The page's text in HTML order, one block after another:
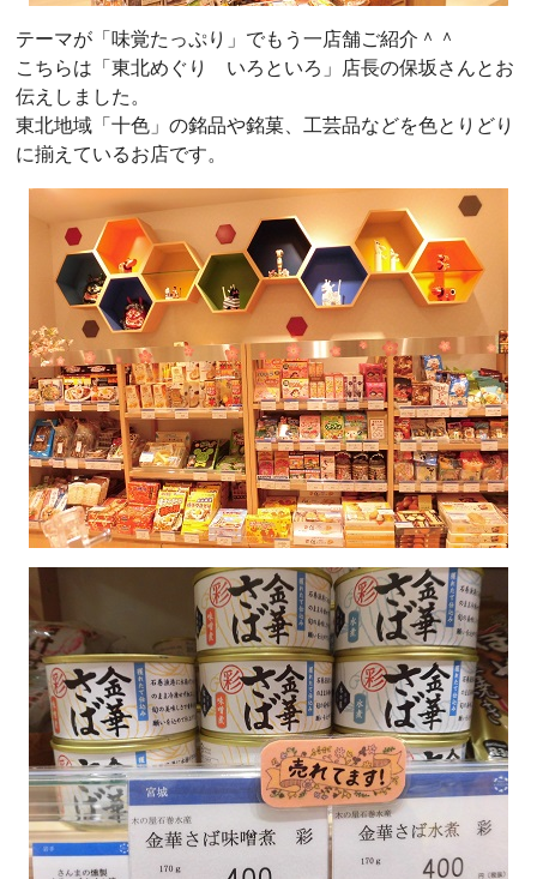
テーマが「味覚たっぷり」でもう一店舗ご紹介＾＾
こちらは「東北めぐり いろといろ」店長の保坂さんとお
伝えしました。
東北地域「十色」の銘品や銘菓、工芸品などを色とりどり
に揃えているお店です。